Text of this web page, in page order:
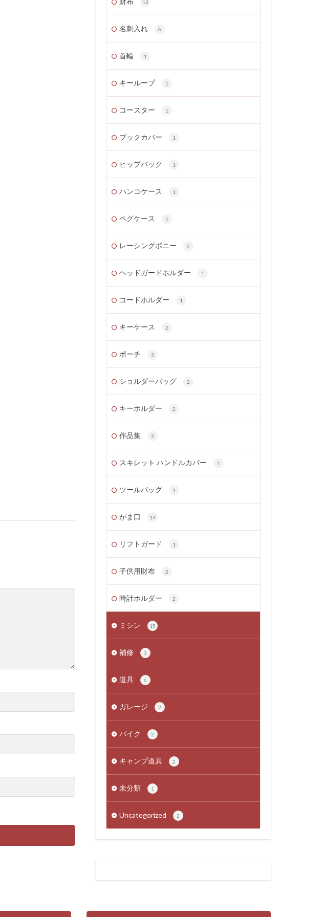
13
名刺入れ 6
首輪 1
キーループ 1
コースター 1
ブックカバー 1
ヒップバック 1
ハンコケース 1
ペグケース 1
レーシングポニー 2
ヘッドガードホルダー 1
コードホルダー 1
キーケース 2
ポーチ 3
ショルダーバッグ 2
キーホルダー 2
作品集 3
スキレット ハンドルカバー 1
ツールバッグ 1
がま口 14
リフトガード 1
子供用財布 2
時計ホルダー 2
ミシン 15
補修 3
道具 6
ガレージ 2
バイク 2
キャンプ道具 2
未分類 1
Uncategorized 2